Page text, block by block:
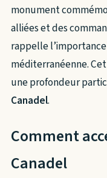
monument
alliées et des
rappelle
méditerranéenne.
une profondeur
Canadel.
Comment
Canadel